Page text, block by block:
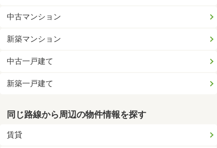
中古マンション
新築マンション
中古一戸建て
新築一戸建て
同じ路線から周辺の物件情報を探す
賃貸